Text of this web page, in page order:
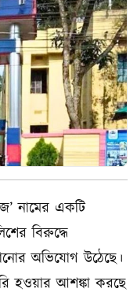
নামের একটি
বিরুদ্ধে
অভিযোগ উঠেছে।
হওয়ার আশঙ্কা করছে